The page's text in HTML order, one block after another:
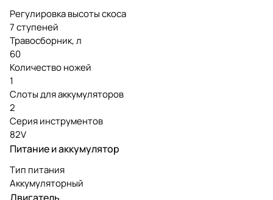
Регулировка высоты скоса
7 ступеней
Травосборник, л
60
Количество ножей
1
Слоты для аккумуляторов
2
Серия инструментов
82V
Питание и аккумулятор
Тип питания
Аккумуляторный